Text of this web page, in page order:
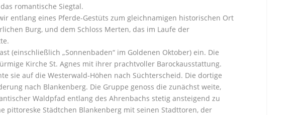
romantische Siegtal.
entlang eines Pferde-Gestüts zum gleichnamigen historischen Ort
Burg, und dem Schloss Merten, das im Laufe der
(einschließlich „Sonnenbaden“ im Goldenen Oktober) ein. Die
Kirche St. Agnes mit ihrer prachtvoller Barockausstattung.
sie auf die Westerwald-Höhen nach Süchterscheid. Die dortige
nach Blankenberg. Die Gruppe genoss die zunächst weite,
Waldpfad entlang des Ahrenbachs stetig ansteigend zu
pittoreske Städtchen Blankenberg mit seinen Stadttoren, der